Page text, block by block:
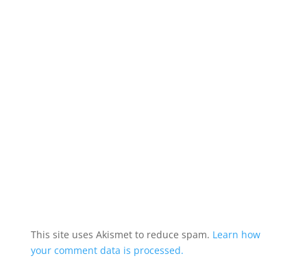
This site uses Akismet to reduce spam. Learn how
your comment data is processed.